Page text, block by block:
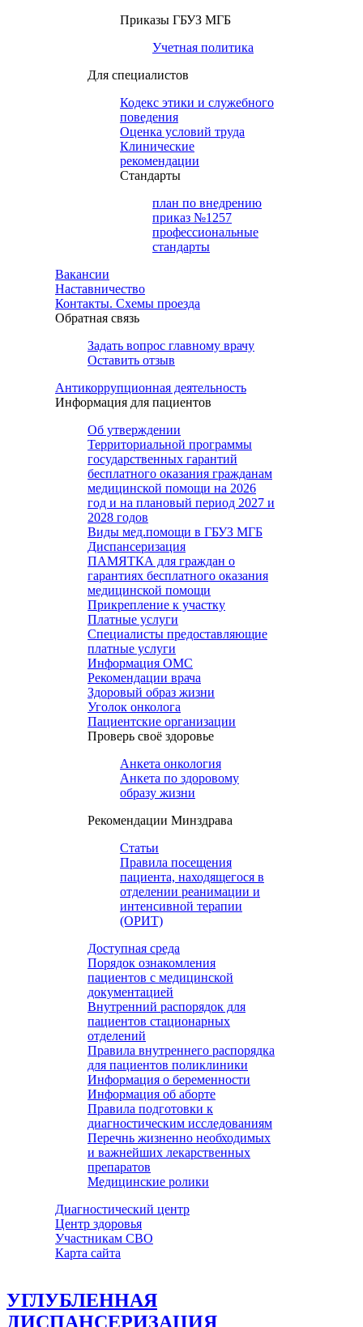
Приказы ГБУЗ МГБ
Учетная политика
Для специалистов
Кодекс этики и служебного
поведения
Оценка условий труда
Клинические
рекомендации
Cтандарты
план по внедрению
приказ №1257
профессиональные
стандарты
Вакансии
Наставничество
Контакты. Схемы проезда
Обратная связь
Задать вопрос главному врачу
Оставить отзыв
Антикоррупционная деятельность
Информация для пациентов
Об утверждении
Территориальной программы
государственных гарантий
бесплатного оказания гражданам
медицинской помощи на 2026
год и на плановый период 2027 и
2028 годов
Виды мед.помощи в ГБУЗ МГБ
Диспансеризация
ПАМЯТКА для граждан о
гарантиях бесплатного оказания
медицинской помощи
Прикрепление к участку
Платные услуги
Специалисты предоставляющие
платные услуги
Информация ОМС
Рекомендации врача
Здоровый образ жизни
Уголок онколога
Пациентские организации
Проверь своё здоровье
Анкета онкология
Анкета по здоровому
образу жизни
Рекомендации Минздрава
Статьи
Правила посещения
пациента, находящегося в
отделении реанимации и
интенсивной терапии
(ОРИТ)
Доступная среда
Порядок ознакомления
пациентов с медицинской
документацией
Внутренний распорядок для
пациентов стационарных
отделений
Правила внутреннего распорядка
для пациентов поликлиники
Информация о беременности
Информация об аборте
Правила подготовки к
диагностическим исследованиям
Перечнь жизненно необходимых
и важнейших лекарственных
препаратов
Медицинские ролики
Диагностический центр
Центр здоровья
Участникам СВО
Карта сайта
УГЛУБЛЕННАЯ
ДИСПАНСЕРИЗАЦИЯ